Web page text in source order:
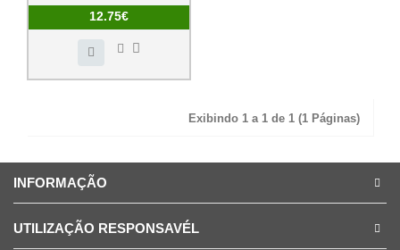
12.75€
Exibindo 1 a 1 de 1 (1 Páginas)
INFORMAÇÃO
UTILIZAÇÃO RESPONSAVÉL